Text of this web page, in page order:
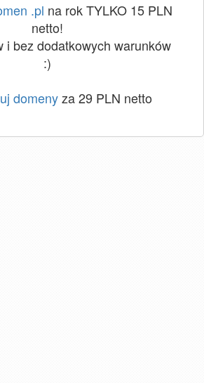
.pl na rok TYLKO 15 PLN
netto!
i bez dodatkowych warunków
:)
domenyza 29 PLN netto